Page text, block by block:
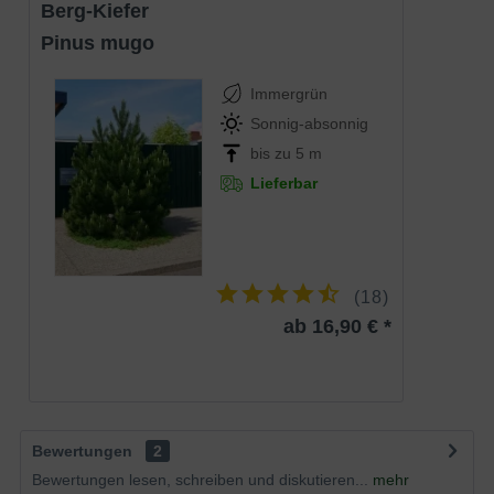
Berg-Kiefer
Pinus mugo
Immergrün
Sonnig-absonnig
bis zu 5 m
Lieferbar
(18)
ab 16,90 € *
Bewertungen
2
Bewertungen lesen, schreiben und diskutieren...
mehr